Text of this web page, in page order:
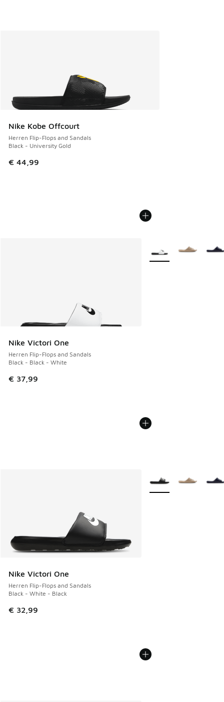
Nike Kobe Offcourt
Herren Flip-Flops and Sandals
Black - University Gold
€ 44,99
Nike Victori One
Herren Flip-Flops and Sandals
Black - Black - White
€ 37,99
Weitere Farben
Nike Victori One
Herren Flip-Flops and Sandals
Black - White - Black
€ 32,99
Weitere Farben